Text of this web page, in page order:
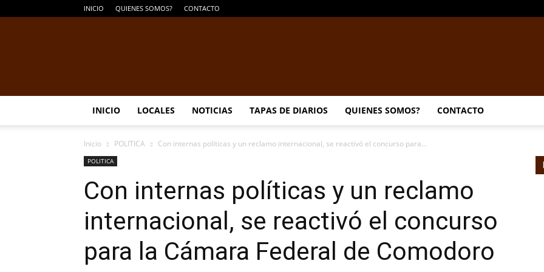
INICIO QUIENES SOMOS? CONTACTO
EL
RADIO
INICIO LOCALES NOTICIAS TAPAS DE DIARIOS QUIENES SOMOS? CONTACTO
Inicio POLITICA Con internas políticas y un reclamo internacional, se reactivó el concurso para...
POLITICA
Con internas políticas y un reclamo
internacional, se reactivó el concurso
para la Cámara Federal de Comodoro